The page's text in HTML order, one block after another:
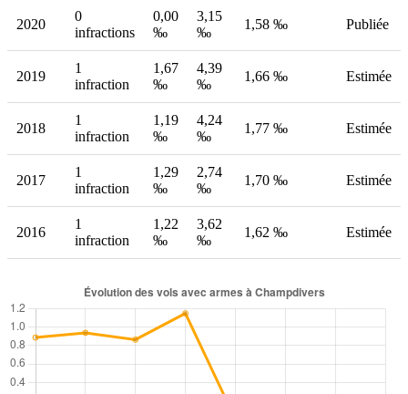
2020
0
infractions
0,00
‰
3,15
‰
1,58 ‰ Publiée
2019
1
infraction
1,67
‰
4,39
‰
1,66 ‰ Estimée
2018
1
infraction
1,19
‰
4,24
‰
1,77 ‰ Estimée
2017
1
infraction
1,29
‰
2,74
‰
1,70 ‰ Estimée
2016
1
infraction
1,22
‰
3,62
‰
1,62 ‰ Estimée